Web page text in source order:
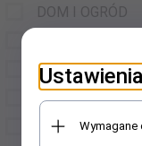
DOM I OGRÓD
SPORT
ZWIERZĘTA
DZIECKOWymagane